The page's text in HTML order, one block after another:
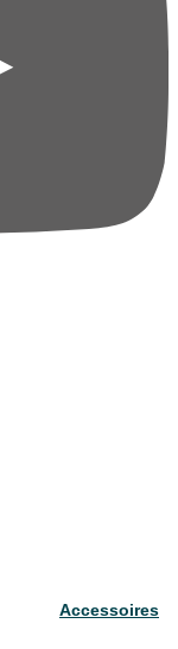
Accessoires